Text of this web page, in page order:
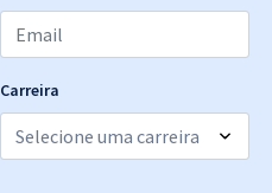
Carreira